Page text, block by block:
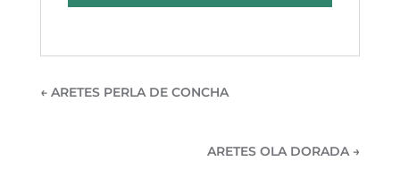
← ARETES PERLA DE CONCHA
ARETES OLA DORADA→